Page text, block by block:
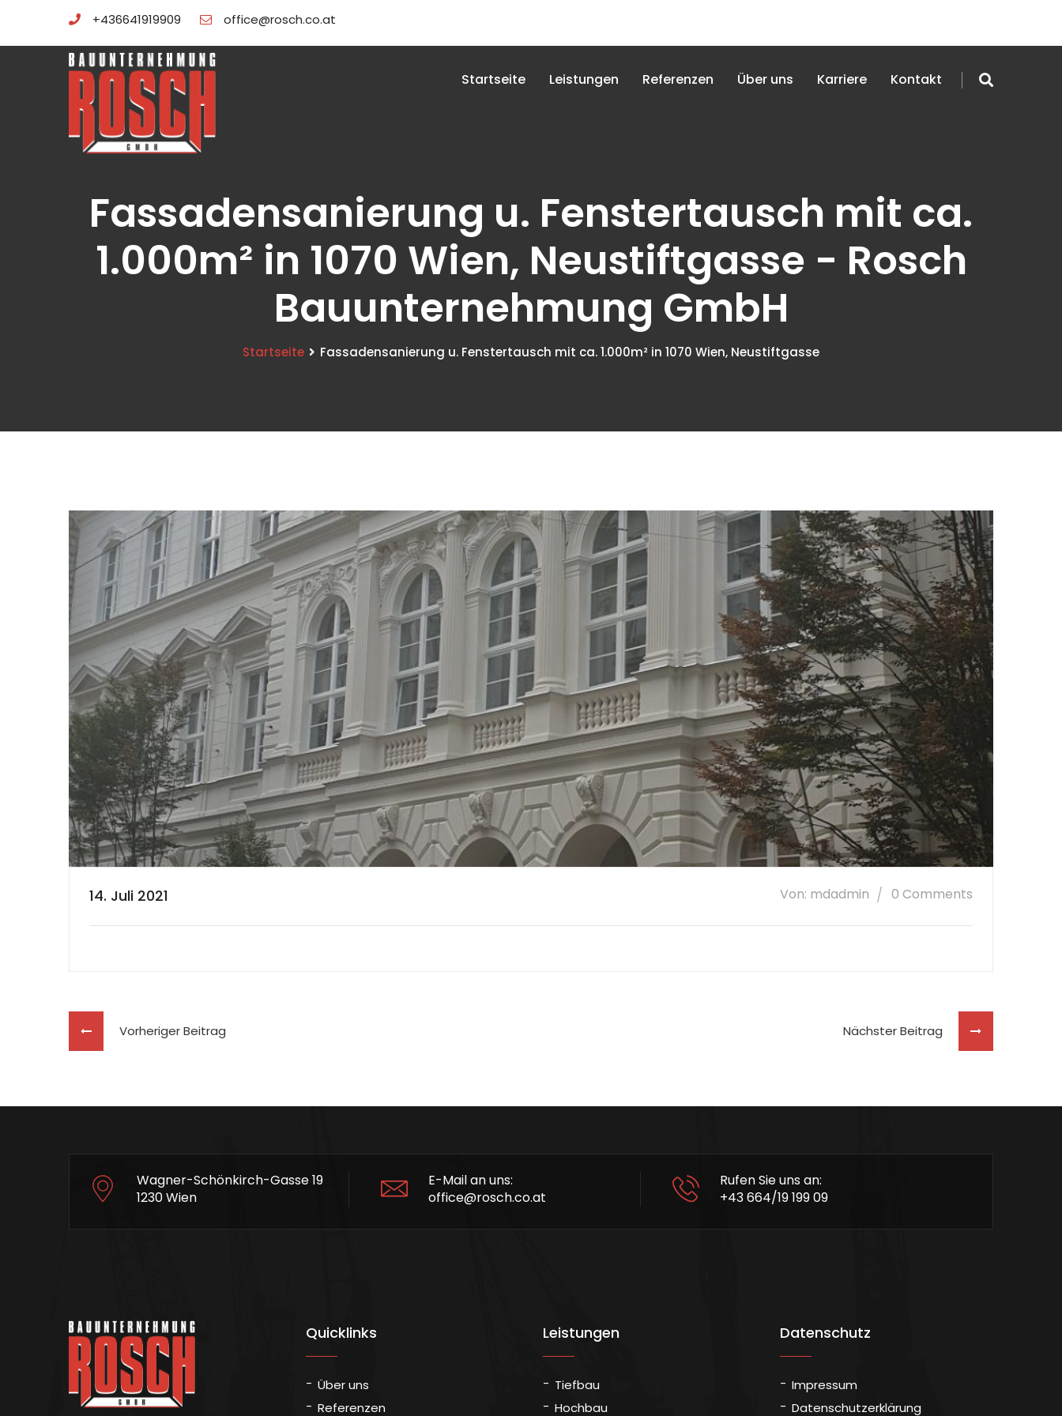
+436641919909 office@rosch.co.at
Startseite Leistungen Referenzen Über uns Karriere Kontakt
Fassadensanierung u. Fenstertausch mit ca.
1.000m² in 1070 Wien, Neustiftgasse - Rosch
Bauunternehmung GmbH
Startseite Fassadensanierung u. Fenstertausch mit ca. 1.000m² in 1070 Wien, Neustiftgasse
14. Juli 2021 Von: mdadmin 0 Comments
Vorheriger Beitrag Nächster Beitrag
Wagner-Schönkirch-Gasse 19
1230 Wien
E-Mail an uns:
office@rosch.co.at
Rufen Sie uns an:
+43 664/19 199 09
Quicklinks
Über uns
Referenzen
Leistungen
Tiefbau
Hochbau
Datenschutz
Impressum
Datenschutzerklärung